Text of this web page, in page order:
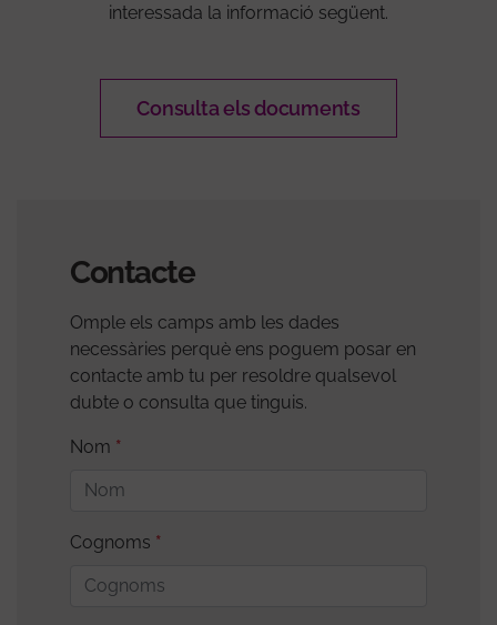
interessada la informació següent.
Consulta els documents
Contacte
Omple els camps amb les dades
necessàries perquè ens poguem posar en
contacte amb tu per resoldre qualsevol
dubte o consulta que tinguis.
Nom
Cognoms